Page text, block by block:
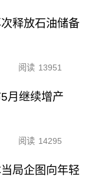
释放石油储备
阅读 13951
月继续增产
阅读 14295
局企图向年轻